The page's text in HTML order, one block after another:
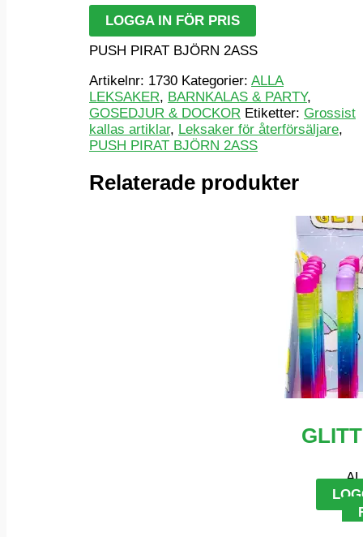
LOGGA IN FÖR PRIS
PUSH PIRAT BJÖRN 2ASS
Artikelnr: 1730 Kategorier: ALLA
LEKSAKER, BARNKALAS & PARTY,
GOSEDJUR & DOCKOR Etiketter: Grossist
kallas artiklar, Leksaker för återförsäljare,
PUSH PIRAT BJÖRN 2ASS
Relaterade produkter